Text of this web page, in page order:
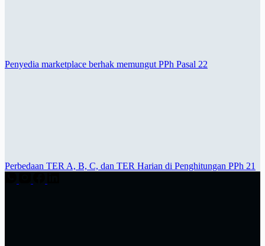
Penyedia marketplace berhak memungut PPh Pasal 22
Perbedaan TER A, B, C, dan TER Harian di Penghitungan PPh 21